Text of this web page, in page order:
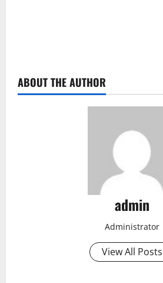
ABOUT THE AUTHOR
admin
Administrator
View All Posts